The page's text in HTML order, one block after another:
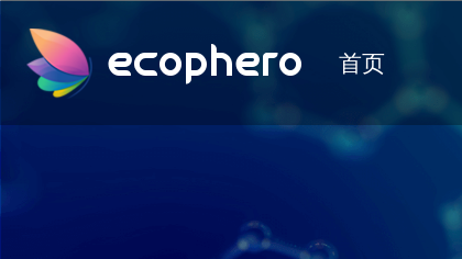
ecophero 首页